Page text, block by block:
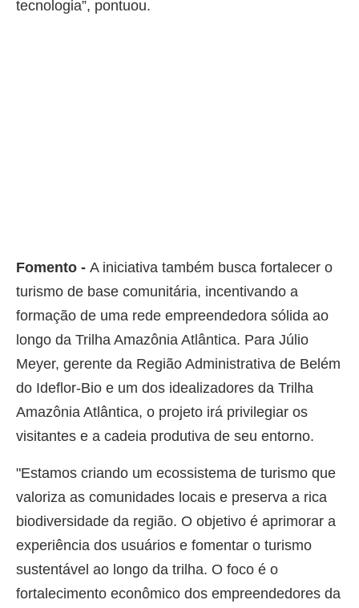
tecnologia”, pontuou.
Fomento - A iniciativa também busca fortalecer o
turismo de base comunitária, incentivando a
formação de uma rede empreendedora sólida ao
longo da Trilha Amazônia Atlântica. Para Júlio
Meyer, gerente da Região Administrativa de Belém
do Ideflor-Bio e um dos idealizadores da Trilha
Amazônia Atlântica, o projeto irá privilegiar os
visitantes e a cadeia produtiva de seu entorno.
"Estamos criando um ecossistema de turismo que
valoriza as comunidades locais e preserva a rica
biodiversidade da região. O objetivo é aprimorar a
experiência dos usuários e fomentar o turismo
sustentável ao longo da trilha. O foco é o
fortalecimento econômico dos empreendedores da